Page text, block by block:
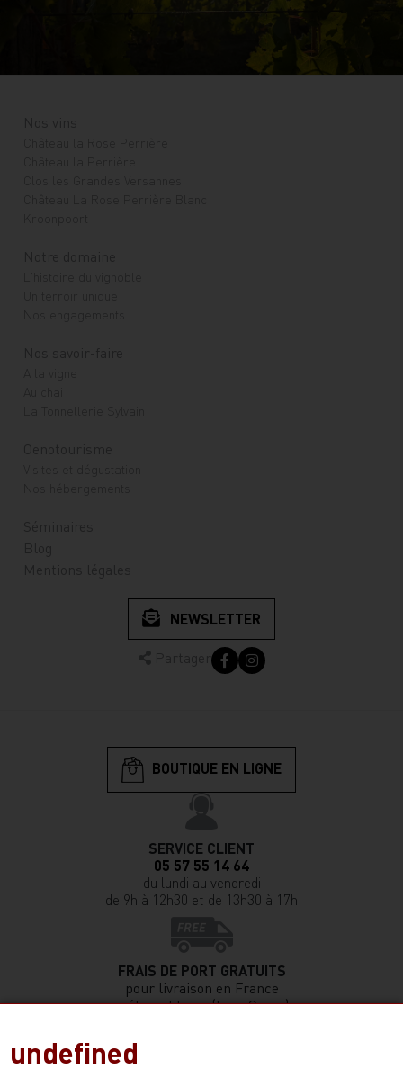
NEWSLETTER
BOUTIQUE EN LIGNE
SERVICE CLIENT
05 57 55 14 64
du lundi au vendredi
de 9h à 12h30 et de 13h30 à 17h
FRAIS DE PORT GRATUITS
pour livraison en France
métropolitaine (hors Corse)
undefined